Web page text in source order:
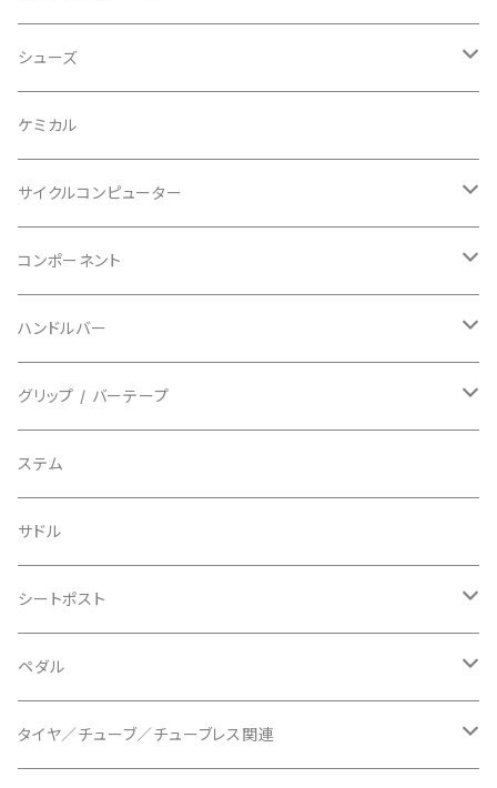
BAR MITTS/バーミッツ
BAZOOKA/バズーカ
BBB/ビービービー
BELL/ベル
BIKEHAND/バイクハンド
BIO RACER/ビオレーサー
BIKEYOKE/バイクヨーク
BLACKBURN/ブラックバーン
BLB/ビーエルビー
BLUEGRASS/ブルーグラス
BONTRAGER/ボントレガー
ビブタイプ
パンツ / タイツ
上下セット
グローブ
指切り
フルフィンガー
ソックス
シューズカバー
キャップ
その他
その他
マウンテンバイク
フルフェイス
キッズ
アクセサリー
シューズ
ロード
グラベル
マウンテンバイク
フラットペダル用
ビンディングペダル用
インソール
ケミカル
サイクルコンピューター
ヘッドユニット
センサー
アクセサリー
コンポーネント
カセットスプロケット
シフターマウント
ステムスペーサー
ケーブル類
チェーンガイド／キャッチャー
チェーンリング
ディスクブレーキ
ハンドルバー
ドロップハンドル
フラット/ライザーバー
グリップ / バーテープ
グリップ
バーテープ
グリップカラー / バーエンドキャップ
ステム
サドル
シートポスト
ドロッパーポスト
シートクランプ
ペダル
ビンディングペダル
タイヤ／チューブ／チューブレス関連